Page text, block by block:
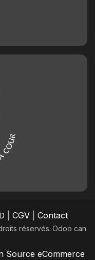
CGV| Contact
réservés. ​Odoo can
Source eCommerce